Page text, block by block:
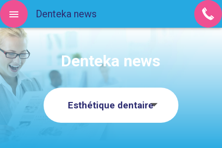
Denteka news
Esthétique dentaire
Denteka news